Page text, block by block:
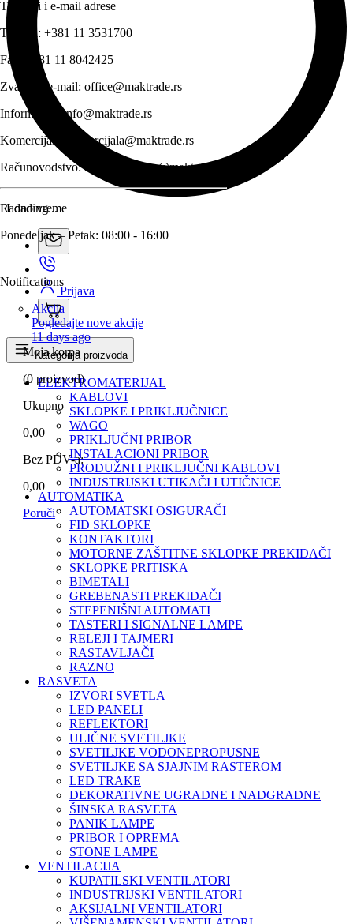
Telefoni i e-mail adrese
Telefon: +381 11 3531700
Fax:
+381 11 8042425
Zvanični e-mail: office@maktrade.rs
Informacije:
info@maktrade.rs
Komercijala:
komercijala@maktrade.rs
Računovodstvo:racunovodstvo@maktrade.rs
Radno vreme
Ponedeljak – Petak: 08:00 - 16:00
Loading...
Notifications
Akcija
Pogledajte nove akcije
11 days ago
Prijava
Moja korpa
(0 proizvod)
Ukupno
0,00
Bez PDV-a:
0,00
Poruči
Kategorija proizvoda
ELEKTROMATERIJAL
KABLOVI
SKLOPKE I PRIKLJUČNICE
WAGO
PRIKLJUČNI PRIBOR
INSTALACIONI PRIBOR
PRODUŽNI I PRIKLJUČNI KABLOVI
INDUSTRIJSKI UTIKAČI I UTIČNICE
AUTOMATIKA
AUTOMATSKI OSIGURAČI
FID SKLOPKE
KONTAKTORI
MOTORNE ZAŠTITNE SKLOPKE PREKIDAČI
SKLOPKE PRITISKA
BIMETALI
GREBENASTI PREKIDAČI
STEPENIŠNI AUTOMATI
TASTERI I SIGNALNE LAMPE
RELEJI I TAJMERI
RASTAVLJAČI
RAZNO
RASVETA
IZVORI SVETLA
LED PANELI
REFLEKTORI
ULIČNE SVETILJKE
SVETILJKE VODONEPROPUSNE
SVETILJKE SA SJAJNIM RASTEROM
LED TRAKE
DEKORATIVNE UGRADNE I NADGRADNE
ŠINSKA RASVETA
PANIK LAMPE
PRIBOR I OPREMA
STONE LAMPE
VENTILACIJA
KUPATILSKI VENTILATORI
INDUSTRIJSKI VENTILATORI
AKSIJALNI VENTILATORI